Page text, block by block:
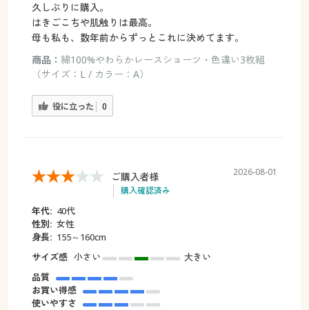
久しぶりに購入。
はきごこちや肌触りは最高。
母も私も、数年前からずっとこれに決めてます。
商品： 綿100%やわらかレースショーツ・色違い3枚組
（サイズ：L / カラー：A）
役に立った 0
ご購入者様
購入確認済み
2026-08-01
年代: 40代
性別: 女性
身長: 155～160cm
サイズ感 小さい
大きい
品質
お買い得感
使いやすさ